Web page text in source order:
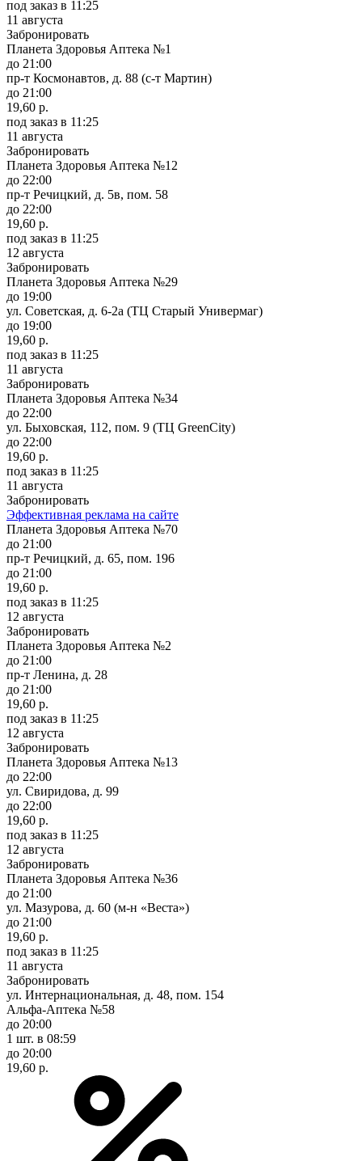
под заказ в 11:25
11 августа
Забронировать
Планета Здоровья Аптека №1
до 21:00
пр-т Космонавтов, д. 88 (с-т Мартин)
до 21:00
19,60 р.
под заказ в 11:25
11 августа
Забронировать
Планета Здоровья Аптека №12
до 22:00
пр-т Речицкий, д. 5в, пом. 58
до 22:00
19,60 р.
под заказ в 11:25
12 августа
Забронировать
Планета Здоровья Аптека №29
до 19:00
ул. Советская, д. 6-2а (ТЦ Старый Универмаг)
до 19:00
19,60 р.
под заказ в 11:25
11 августа
Забронировать
Планета Здоровья Аптека №34
до 22:00
ул. Быховская, 112, пом. 9 (ТЦ GreenCity)
до 22:00
19,60 р.
под заказ в 11:25
11 августа
Забронировать
Эффективная реклама на сайте
Планета Здоровья Аптека №70
до 21:00
пр-т Речицкий, д. 65, пом. 196
до 21:00
19,60 р.
под заказ в 11:25
12 августа
Забронировать
Планета Здоровья Аптека №2
до 21:00
пр-т Ленина, д. 28
до 21:00
19,60 р.
под заказ в 11:25
12 августа
Забронировать
Планета Здоровья Аптека №13
до 22:00
ул. Свиридова, д. 99
до 22:00
19,60 р.
под заказ в 11:25
12 августа
Забронировать
Планета Здоровья Аптека №36
до 21:00
ул. Мазурова, д. 60 (м-н «Веста»)
до 21:00
19,60 р.
под заказ в 11:25
11 августа
Забронировать
ул. Интернациональная, д. 48, пом. 154
Альфа-Аптека №58
до 20:00
1 шт. в 08:59
до 20:00
19,60 р.